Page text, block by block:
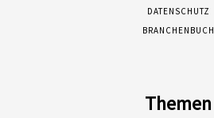
DATENSCHUTZ
BRANCHENBUCH
Themen